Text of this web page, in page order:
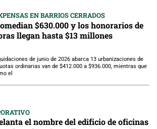
EN BARRIOS CERRADOS
$630.000 y los honorarios de
llegan hasta $13 millones
de junio de 2026 abarca 13 urbanizaciones de
ordinarias van de $412.000 a $936.000, mientras que
el
el nombre del edificio de oficinas